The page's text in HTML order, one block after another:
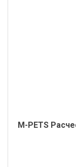
M-PETS